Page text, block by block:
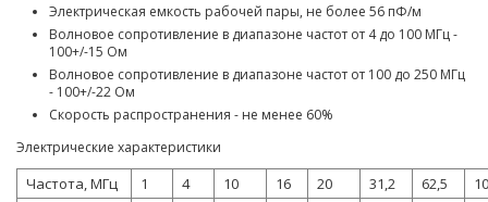
Электрическая емкость рабочей пары, не более 56 пФ/м
Волновое сопротивление в диапазоне частот от 4 до 100 МГц -
100+/-15 Ом
Волновое сопротивление в диапазоне частот от 100 до 250 МГц
- 100+/-22 Ом
Скорость распространения - не менее 60%
Электрические характеристики
Частота, МГц 1 4 10 16 20 31,2 62,5